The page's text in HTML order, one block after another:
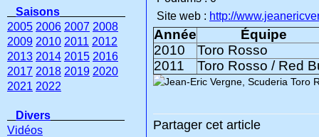
Site web : http://
Année
Équipe
2010
Toro Rosso
2011
Toro Rosso / Red
Partager cet article
Saisons
2005 2006 2007 2008
2009 2010 2011 2012
2013 2014 2015 2016
2017 2018 2019 2020
2021 2022
Divers
Vidéos